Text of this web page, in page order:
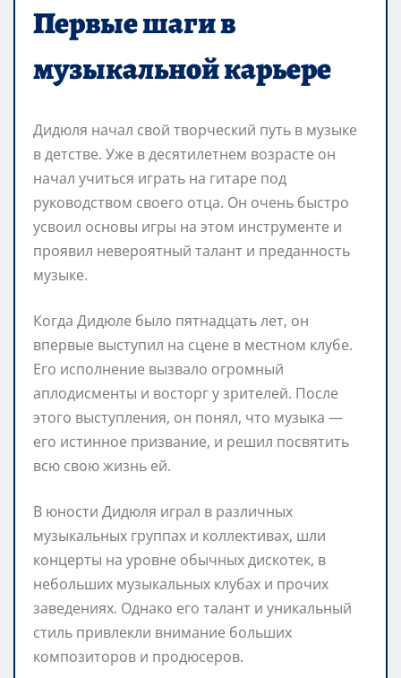
Первые шаги в
музыкальной карьере
Дидюля начал свой творческий путь в музыке
в детстве. Уже в десятилетнем возрасте он
начал учиться играть на гитаре под
руководством своего отца. Он очень быстро
усвоил основы игры на этом инструменте и
проявил невероятный талант и преданность
музыке.
Когда Дидюле было пятнадцать лет, он
впервые выступил на сцене в местном клубе.
Его исполнение вызвало огромный
аплодисменты и восторг у зрителей. После
этого выступления, он понял, что музыка —
его истинное призвание, и решил посвятить
всю свою жизнь ей.
В юности Дидюля играл в различных
музыкальных группах и коллективах, шли
концерты на уровне обычных дискотек, в
небольших музыкальных клубах и прочих
заведениях. Однако его талант и уникальный
стиль привлекли внимание больших
композиторов и продюсеров.